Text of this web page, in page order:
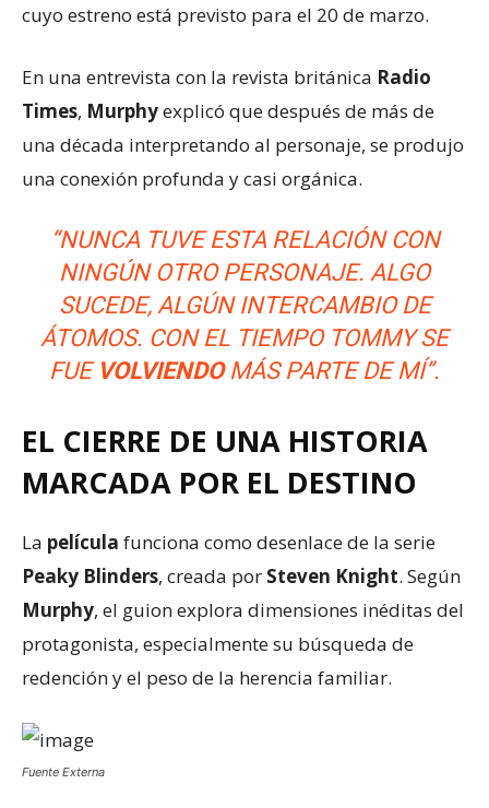
cuyo estreno está previsto para el 20 de marzo.
En una entrevista con la revista británica Radio
Times, Murphyexplicó que después de más de
una década interpretando al personaje, se produjo
una conexión profunda y casi orgánica.
“NUNCA TUVE ESTA RELACIÓN CON
NINGÚN OTRO PERSONAJE. ALGO
SUCEDE, ALGÚN INTERCAMBIO DE
ÁTOMOS. CON EL TIEMPO TOMMY SE
FUE VOLVIENDO MÁS PARTE DE MÍ”.
EL CIERRE DE UNA HISTORIA
MARCADA POR EL DESTINO
La película funciona como desenlace de la serie
Peaky Blinders, creada por Steven Knight. Según
Murphy, el guion explora dimensiones inéditas del
protagonista, especialmente su búsqueda de
redención y el peso de la herencia familiar.
Fuente Externa